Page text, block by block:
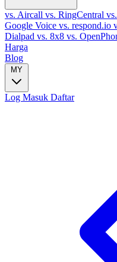
vs. Aircall vs. RingCentral
Google Voice vs. respond.io
Dialpad vs. 8x8 vs.
Harga
Blog
MY
Log Masuk Daftar